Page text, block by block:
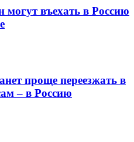
могут въехать в Россию
проще переезжать в
– в Россию